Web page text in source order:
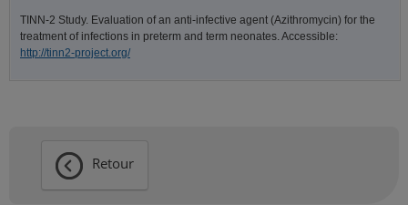
TINN-2 Study. Evaluation of an anti-infective agent (Azithromycin) for the
treatment of infections in preterm and term neonates. Accessible:
http://tinn2-project.org/
Retour